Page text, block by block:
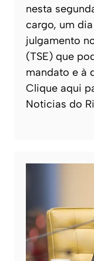
nesta
cargo, um
julgamento
(TSE) que
mandato e à
Clique aqui
Noticias do